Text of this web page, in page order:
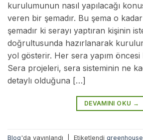
kurulumunun nasıl yapılacağı
veren bir şemadır. Bu şema o
şemadır ki serayı yaptıran kişinin
doğrultusunda hazırlanarak
yol gösterir. Her sera yapım öncesi
Sera projeleri, sera sisteminin ne
detaylı olduğuna […]
DEVAMINI OKU →
Blog'da yayınlandı Etiketlendi